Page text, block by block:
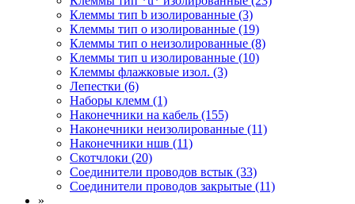
Клеммы тип b изолированные (3)
Клеммы тип o изолированные (19)
Клеммы тип o неизолированные (8)
Клеммы тип u изолированные (10)
Клеммы флажковые изол. (3)
Лепестки (6)
Наборы клемм (1)
Наконечники на кабель (155)
Наконечники неизолированные (11)
Наконечники ншв (11)
Скотчлоки (20)
Соединители проводов встык (33)
Соединители проводов закрытые (11)
»